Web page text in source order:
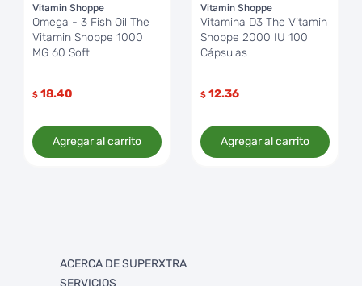
Vitamin Shoppe
Omega - 3 Fish Oil The
Vitamin Shoppe 1000
MG 60 Soft
$ 18.40
Agregar al carrito
Vitamin Shoppe
Vitamina D3 The Vitamin
Shoppe 2000 IU 100
Cápsulas
$ 12.36
Agregar al carrito
ACERCA DE SUPERXTRA
Quienes somos
SERVICIOS